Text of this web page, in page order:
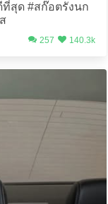
สุด #สก๊อตรังนก
257 140.3k